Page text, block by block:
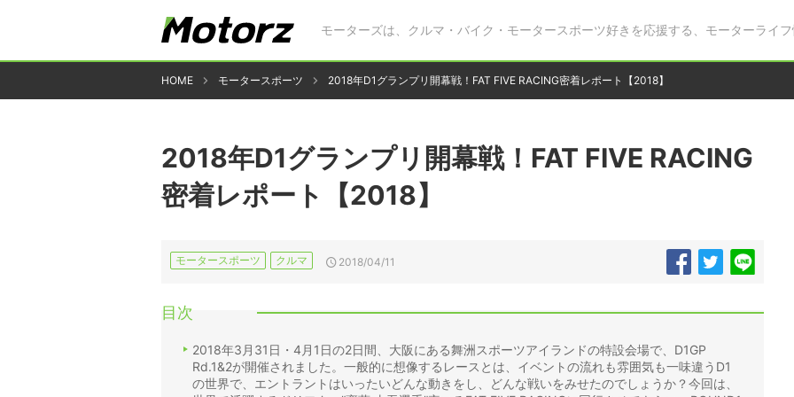
モーターズは、クルマ・バイク・モータースポーツ好きを応援する、モーターライフ
HOME モータースポーツ 2018年D1グランプリ開幕戦！FAT FIVE RACING密着レポート【2018】
2018年D1グランプリ開幕戦！FAT FIVE RACING
密着レポート【2018】
モータースポーツ クルマ 2018/04/11
目次
2018年3月31日・4月1日の2日間、大阪にある舞洲スポーツアイランドの特設会場で、D1GP
Rd.1&2が開催されました。一般的に想像するレースとは、イベントの流れも雰囲気も一味違うD1
の世界で、エントラントはいったいどんな動きをし、どんな戦いをみせたのでしょうか？今回は、